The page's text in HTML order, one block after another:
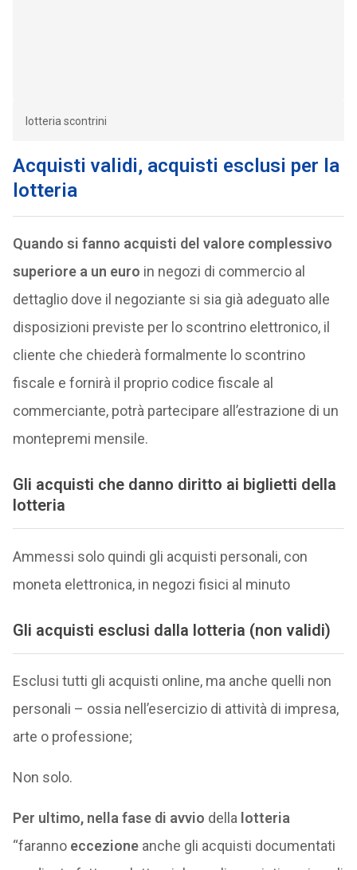
lotteria scontrini
Acquisti validi, acquisti esclusi per la
lotteria
Quando si fanno acquisti del valore complessivo
superiore a un euro in negozi di commercio al
dettaglio dove il negoziante si sia già adeguato alle
disposizioni previste per lo scontrino elettronico, il
cliente che chiederà formalmente lo scontrino
fiscale e fornirà il proprio codice fiscale al
commerciante, potrà partecipare all’estrazione di un
montepremi mensile.
Gli acquisti che danno diritto ai biglietti della
lotteria
Ammessi solo quindi gli acquisti personali, con
moneta elettronica, in negozi fisici al minuto
Gli acquisti esclusi dalla lotteria (non validi)
Esclusi tutti gli acquisti online, ma anche quelli non
personali – ossia nell’esercizio di attività di impresa,
arte o professione;
Non solo.
Per ultimo, nella fase di avvio della lotteria
“faranno eccezioneanche gli acquisti documentati